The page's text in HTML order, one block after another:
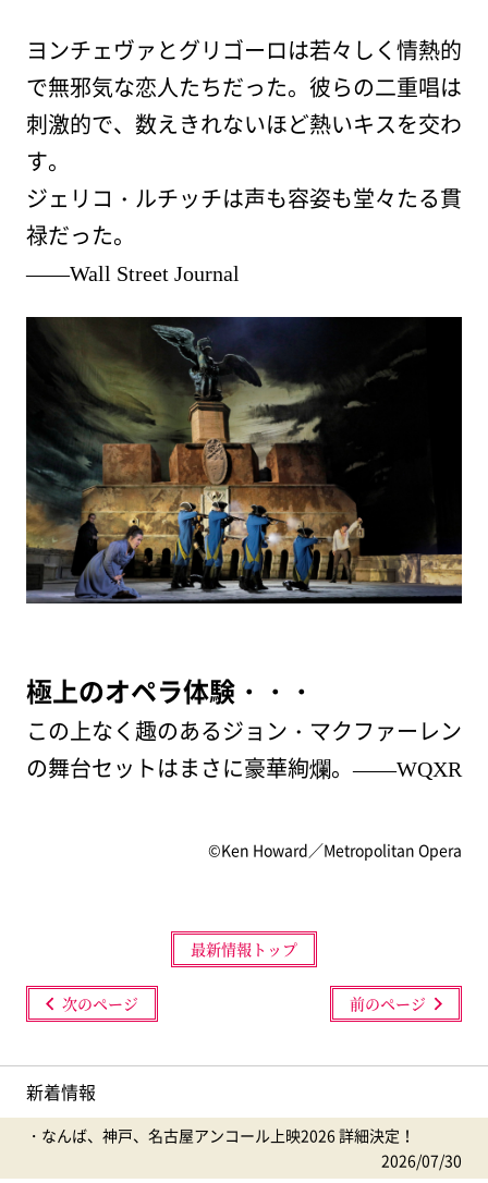
ヨンチェヴァとグリゴーロは若々しく情熱的
で無邪気な恋人たちだった。彼らの二重唱は
刺激的で、数えきれないほど熱いキスを交わ
す。
ジェリコ・ルチッチは声も容姿も堂々たる貫
禄だった。
――Wall Street Journal
極上のオペラ体験・・・
この上なく趣のあるジョン・マクファーレン
の舞台セットはまさに豪華絢爛。――WQXR
©Ken Howard／Metropolitan Opera
次のページ
最新情報トップ
前のページ
新着情報
なんば、神戸、名古屋アンコール上映2026 詳細決定！
2026/07/30